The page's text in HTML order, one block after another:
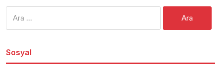
Sosyal